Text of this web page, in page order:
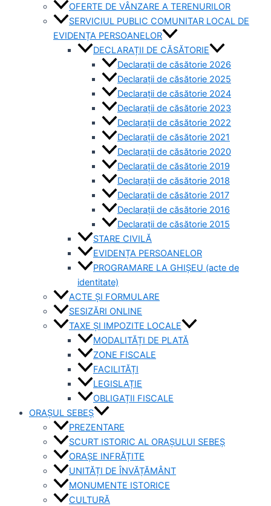
OFERTE DE VÂNZARE A TERENURILOR
SERVICIUL PUBLIC COMUNITAR LOCAL DE
EVIDENȚA PERSOANELOR
DECLARAȚII DE CĂSĂTORIE
Declarații de căsătorie 2026
Declarații de căsătorie 2025
Declarații de căsătorie 2024
Declarații de căsătorie 2023
Declarații de căsătorie 2022
Declarații de căsătorie 2021
Declarații de căsătorie 2020
Declarații de căsătorie 2019
Declarații de căsătorie 2018
Declarații de căsătorie 2017
Declarații de căsătorie 2016
Declarații de căsătorie 2015
STARE CIVILĂ
EVIDENȚA PERSOANELOR
PROGRAMARE LA GHIȘEU (acte de
identitate)
ACTE ȘI FORMULARE
SESIZĂRI ONLINE
TAXE ȘI IMPOZITE LOCALE
MODALITĂȚI DE PLATĂ
ZONE FISCALE
FACILITĂȚI
LEGISLAȚIE
OBLIGAȚII FISCALE
ORAȘUL SEBEȘ
PREZENTARE
SCURT ISTORIC AL ORAȘULUI SEBEȘ
ORAȘE INFRĂȚITE
UNITĂȚI DE ÎNVĂȚĂMÂNT
MONUMENTE ISTORICE
CULTURĂ